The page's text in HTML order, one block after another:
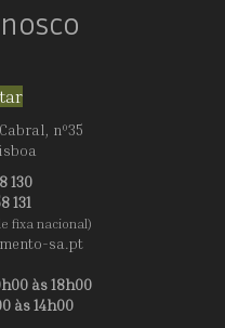
nº35
130
131
fixa nacional)
sa.pt
às 18h00
às 14h00